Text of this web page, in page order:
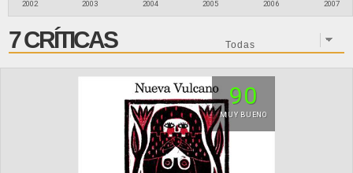
2002 2003 2004 2005 2006 2007
7 CRÍTICAS
90
MUY BUENO